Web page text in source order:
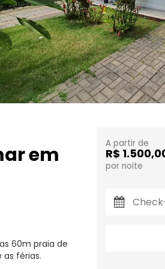
em
60m praia de
férias.
A partir de
R$
por noite